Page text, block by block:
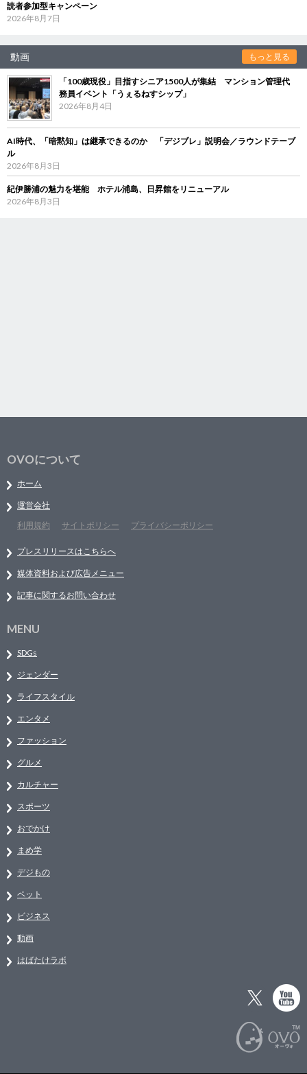
読者参加型キャンペーン
2026年8月7日
動画 もっと見る
「100歳現役」目指すシニア1500人が集結 マンション管理代
務員イベント「うぇるねすシップ」
2026年8月4日
AI時代、「暗黙知」は継承できるのか 「デジブレ」説明会／ラウンドテーブ
ル
2026年8月3日
紀伊勝浦の魅力を堪能 ホテル浦島、日昇館をリニューアル
2026年8月3日
OVOについて
ホーム
運営会社
利用規約
サイトポリシー プライバシーポリシー
プレスリリースはこちらへ
媒体資料および広告メニュー
記事に関するお問い合わせ
MENU
SDGs
ジェンダー
ライフスタイル
エンタメ
ファッション
グルメ
カルチャー
スポーツ
おでかけ
まめ学
デジもの
ペット
ビジネス
動画
はばたけラボ